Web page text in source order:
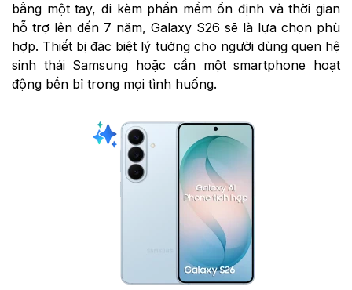
bằng một tay, đi kèm phần mềm ổn định và thời gian
hỗ trợ lên đến 7 năm, Galaxy S26 sẽ là lựa chọn phù
hợp. Thiết bị đặc biệt lý tưởng cho người dùng quen hệ
sinh thái Samsung hoặc cần một smartphone hoạt
động bền bỉ trong mọi tình huống.